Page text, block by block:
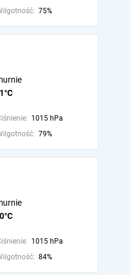
75%
1015 hPa
79%
1015 hPa
84%